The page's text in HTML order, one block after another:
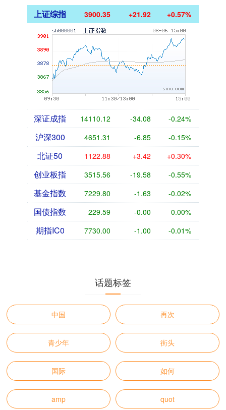
上证综指 3900.35 +21.92 +0.57%
深证成指 14110.12 -34.08 -0.24%
沪深300 4651.31 -6.85 -0.15%
北证50 1122.88 +3.42 +0.30%
创业板指 3515.56 -19.58 -0.55%
基金指数 7229.80 -1.63 -0.02%
国债指数 229.59 -0.00 0.00%
期指IC0 7730.00 -1.00 -0.01%
话题标签
中国 再次
青少年 街头
国际 如何
amp quot